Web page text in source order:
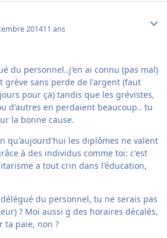
201411 ans
du personnel..j'en ai connu (pas mal)
grève sans perde de l'argent (faut
pour ça) tandis que les grévistes,
d'autres en perdaient beaucoup.. tu
la bonne cause.
qu'aujourd'hui les diplômes ne valent
à des individus comme toi: c'est
a tout crin dans l'éducation,
du personnel, tu ne serais pas
? Moi aussi g des horaires décalés,
ta paie, non ?